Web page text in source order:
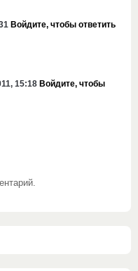
Войдите, чтобы ответить
15:18 Войдите, чтобы